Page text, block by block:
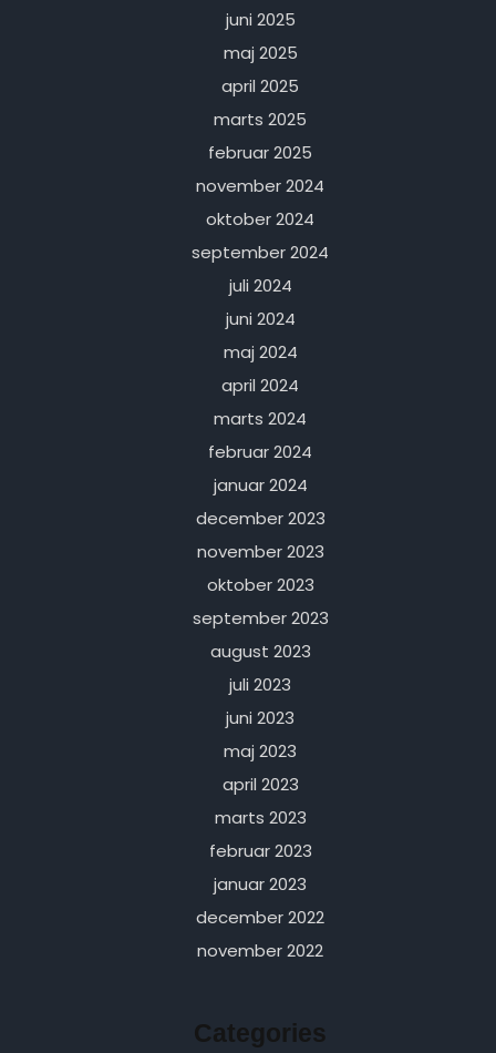
juni 2025
maj 2025
april 2025
marts 2025
februar 2025
november 2024
oktober 2024
september 2024
juli 2024
juni 2024
maj 2024
april 2024
marts 2024
februar 2024
januar 2024
december 2023
november 2023
oktober 2023
september 2023
august 2023
juli 2023
juni 2023
maj 2023
april 2023
marts 2023
februar 2023
januar 2023
december 2022
november 2022
Categories